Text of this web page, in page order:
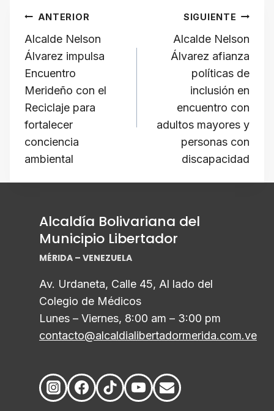
s
A
p
p
e
b
o
o
k
a
m
y
Li
n
k
Navegación
de
entradas
ANTERIOR
Alcalde Nelson
Álvarez impulsa
Encuentro
Merideño con el
Reciclaje para
fortalecer
conciencia
ambiental
SIGUIENTE
Alcalde Nelson
Álvarez afianza
políticas de
inclusión en
encuentro con
adultos mayores y
personas con
discapacidad
Alcaldía Bolivariana del
Municipio Libertador
MÉRIDA – VENEZUELA
Av. Urdaneta, Calle 45, Al lado del
Colegio de Médicos
Lunes – Viernes, 8:00 am – 3:00 pm
contacto@alcaldialibertadormerida.com.ve